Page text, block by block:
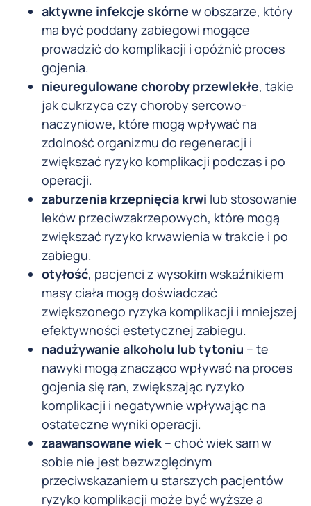
aktywne infekcje skórne w obszarze, który
ma być poddany zabiegowi mogące
prowadzić do komplikacji i opóźnić proces
gojenia.
nieuregulowane choroby przewlekłe, takie
jak cukrzyca czy choroby sercowo-
naczyniowe, które mogą wpływać na
zdolność organizmu do regeneracji i
zwiększać ryzyko komplikacji podczas i po
operacji.
zaburzenia krzepnięcia krwi lub stosowanie
leków przeciwzakrzepowych, które mogą
zwiększać ryzyko krwawienia w trakcie i po
zabiegu.
otyłość, pacjenci z wysokim wskaźnikiem
masy ciała mogą doświadczać
zwiększonego ryzyka komplikacji i mniejszej
efektywności estetycznej zabiegu.
nadużywanie alkoholu lub tytoniu – te
nawyki mogą znacząco wpływać na proces
gojenia się ran, zwiększając ryzyko
komplikacji i negatywnie wpływając na
ostateczne wyniki operacji.
zaawansowane wiek – choć wiek sam w
sobie nie jest bezwzględnym
przeciwskazaniem u starszych pacjentów
ryzyko komplikacji może być wyższe a